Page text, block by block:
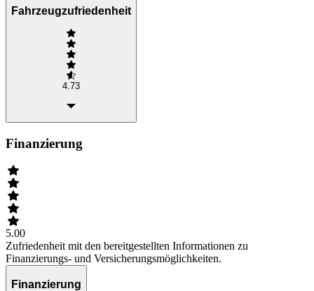
Fahrzeugzufriedenheit
4.73
Finanzierung
5.00
Zufriedenheit mit den bereitgestellten Informationen zu
Finanzierungs- und Versicherungsmöglichkeiten.
Finanzierung